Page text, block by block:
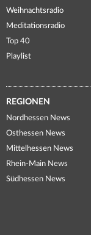
Weihnachtsradio
Meditationsradio
Top 40
Playlist
REGIONEN
Nordhessen News
Osthessen News
Mittelhessen News
Rhein-Main News
Südhessen News